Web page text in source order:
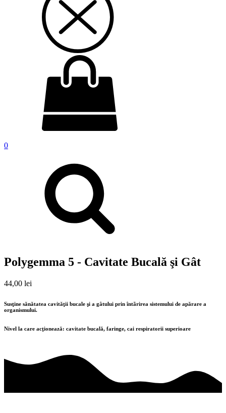
0
Polygemma 5 - Cavitate Bucală şi Gât
44,00 lei
Susţine sănătatea cavităţii bucale şi a gâtului prin întãrirea sistemului de apărare a
organismului.
Nivel la care acţionează: cavitate bucală, faringe, cai respiratorii superioare